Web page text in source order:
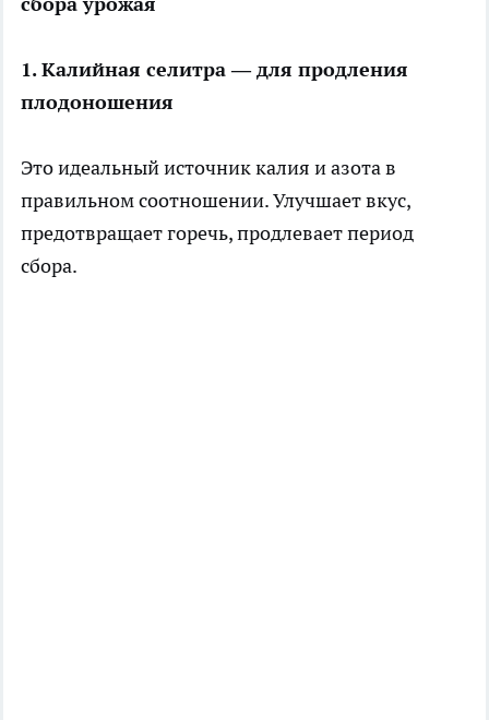
1. Калийная селитра — для продления
плодоношения
Это идеальный источник калия и азота в
правильном соотношении. Улучшает вкус,
предотвращает горечь, продлевает период
сбора.